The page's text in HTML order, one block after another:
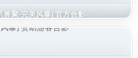
兽聚·完美风暴] 官方合影